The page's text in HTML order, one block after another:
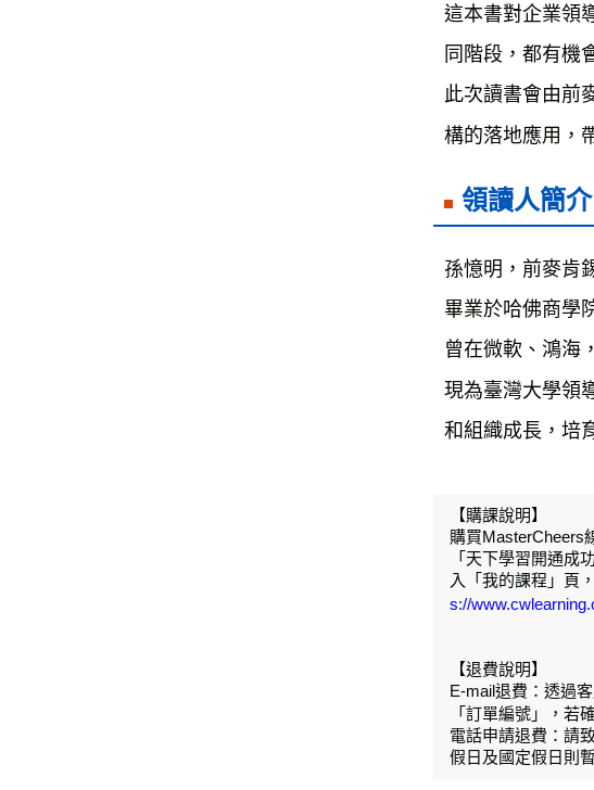
這本書對企業領
同階段，都有機
此次讀書會由前
構的落地應用，
領讀人簡介
孫憶明，前麥肯
畢業於哈佛商學
曾在微軟、鴻海
現為臺灣大學領
和組織成長，培
【購課說明】
購買MasterCheers
「天下學習開通成
入「我的課程」頁
s://
【退費說明】
E-mail退費：透過
「訂單編號」，若
電話申請退費：請
假日及國定假日則